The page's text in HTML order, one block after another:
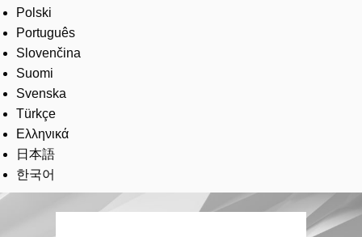
Polski
Português
Slovenčina
Suomi
Svenska
Türkçe
Ελληνικά
日本語
한국어